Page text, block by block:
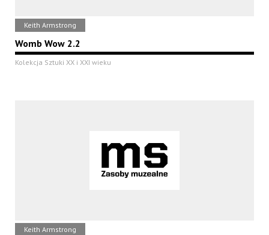
Keith Armstrong
Womb Wow 2.2
Kolekcja Sztuki XX i XXI wieku
Keith Armstrong